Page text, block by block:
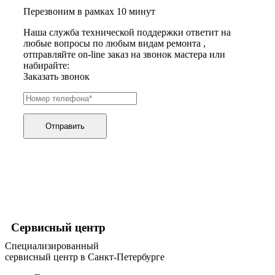
хьюмидоров
игровых приставок
игрушек
игрушек на радиоуправлении
imac
имитаторов верховой езды
инфузионных насосов
ингаляторов
инспекционных камер, видеоскопов
инструментов для опресовки труб
инверторов
ионизаторов
ip телефонов
ipad
Перезвоним в рамках 10 минут
Наша служба технической поддержки ответит на
любые вопросы по любым видам ремонта ,
отправляйте on-line заказ на звонок мастера или
набирайте:
Заказать звонок
Отправить
Сервисный центр
Специализированный
сервисный центр в Санкт-Петербурге